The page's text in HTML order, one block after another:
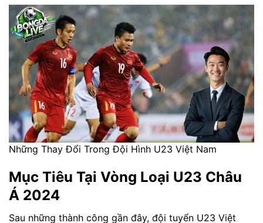
Những Thay Đổi Trong Đội Hình U23 Việt Nam
Mục Tiêu Tại Vòng Loại U23 Châu
Á 2024
Sau những thành công gần đây, đội tuyển U23 Việt